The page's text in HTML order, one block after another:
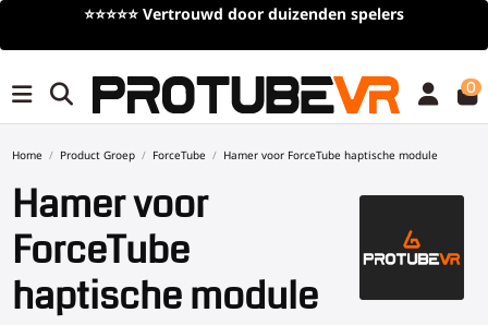
⭐⭐⭐⭐⭐ Vertrouwd door duizenden spelers
0
Home Product Groep ForceTube Hamer voor ForceTube haptische module
Hamer voor
ForceTube
haptische module